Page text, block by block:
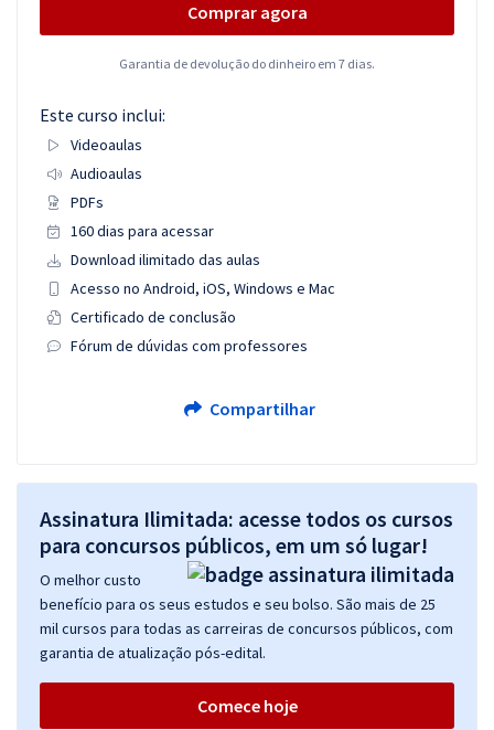
Comprar agora
Garantia de devolução do dinheiro em 7 dias.
Este curso inclui:
Videoaulas
Audioaulas
PDFs
160 dias para acessar
Download ilimitado das aulas
Acesso no Android, iOS, Windows e Mac
Certificado de conclusão
Fórum de dúvidas com professores
Compartilhar
Assinatura Ilimitada: acesse todos os cursos
para concursos públicos, em um só lugar!
O melhor custo
benefício para os seus estudos e seu bolso. São mais de 25
mil cursos para todas as carreiras de concursos públicos, com
garantia de atualização pós-edital.
Comece hoje